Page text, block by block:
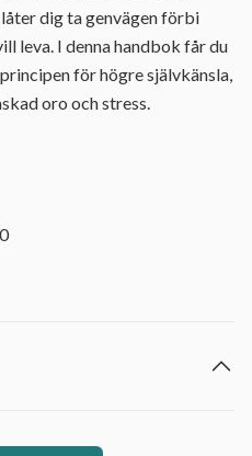
dig ta genvägen förbi
leva. I denna handbok får du
för högre självkänsla,
oro och stress.